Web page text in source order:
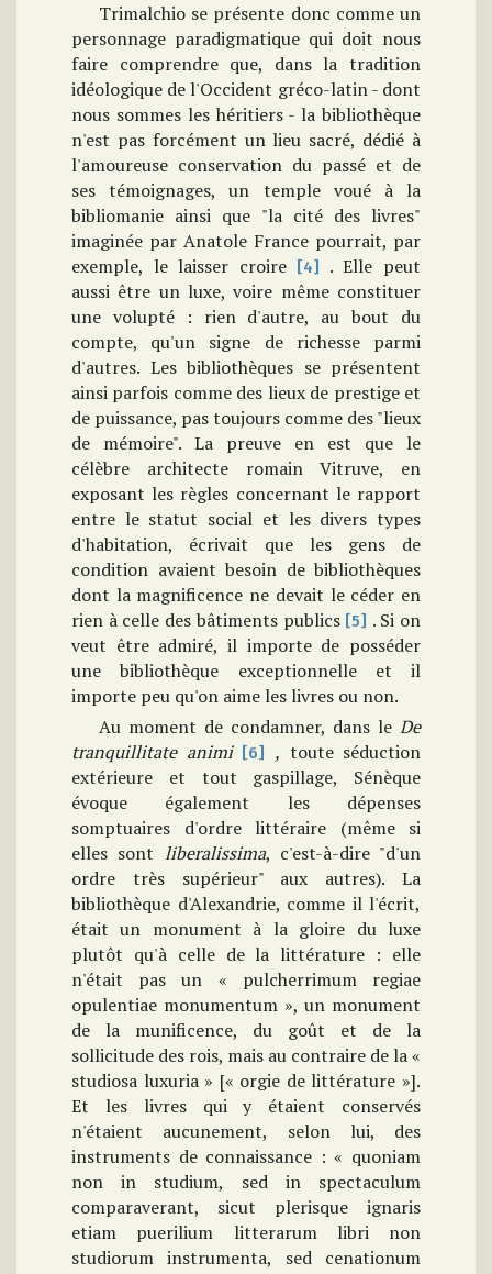
Trimalchio se présente donc comme un
personnage paradigmatique qui doit nous
faire comprendre que, dans la tradition
idéologique de l'Occident gréco-latin - dont
nous sommes les héritiers - la bibliothèque
n'est pas forcément un lieu sacré, dédié à
l'amoureuse conservation du passé et de
ses témoignages, un temple voué à la
bibliomanie ainsi que "la cité des livres"
imaginée par Anatole France pourrait, par
exemple, le laisser croire
[4]
. Elle peut
aussi être un luxe, voire même constituer
une volupté : rien d'autre, au bout du
compte, qu'un signe de richesse parmi
d'autres. Les bibliothèques se présentent
ainsi parfois comme des lieux de prestige et
de puissance, pas toujours comme des "lieux
de mémoire". La preuve en est que le
célèbre architecte romain Vitruve, en
exposant les règles concernant le rapport
entre le statut social et les divers types
d'habitation, écrivait que les gens de
condition avaient besoin de bibliothèques
dont la magnificence ne devait le céder en
rien à celle des bâtiments publics [5] . Si on
veut être admiré, il importe de posséder
une bibliothèque exceptionnelle et il
importe peu qu'on aime les livres ou non.
Au moment de condamner, dans le De
tranquillitate animi [6] , toute séduction
extérieure et tout gaspillage, Sénèque
évoque également les dépenses
somptuaires d'ordre littéraire (même si
elles sont liberalissima, c'est-à-dire "d'un
ordre très supérieur" aux autres). La
bibliothèque d'Alexandrie, comme il l'écrit,
était un monument à la gloire du luxe
plutôt qu'à celle de la littérature : elle
n'était pas un « pulcherrimum regiae
opulentiae monumentum », un monument
de la munificence, du goût et de la
sollicitude des rois, mais au contraire de la «
studiosa luxuria » [« orgie de littérature »].
Et les livres qui y étaient conservés
n'étaient aucunement, selon lui, des
instruments de connaissance : « quoniam
non in studium, sed in spectaculum
comparaverant, sicut plerisque ignaris
etiam puerilium litterarum libri non
studiorum instrumenta, sed cenationum